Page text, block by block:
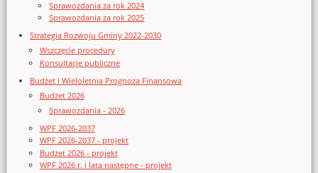
Sprawozdania za rok 2024
Sprawozdania za rok 2025
Strategia Rozwoju Gminy 2022-2030
Wszczęcie procedury
Konsultacje publiczne
Budżet i Wieloletnia Prognoza Finansowa
Budżet 2026
Sprawozdania - 2026
WPF 2026-2037
WPF 2026-2037 - projekt
Budżet 2026 - projekt
WPF 2026 r. i lata następne - projekt